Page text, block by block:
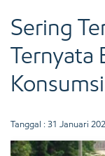
Sering
Ternyata
Tanggal : 31 Januari